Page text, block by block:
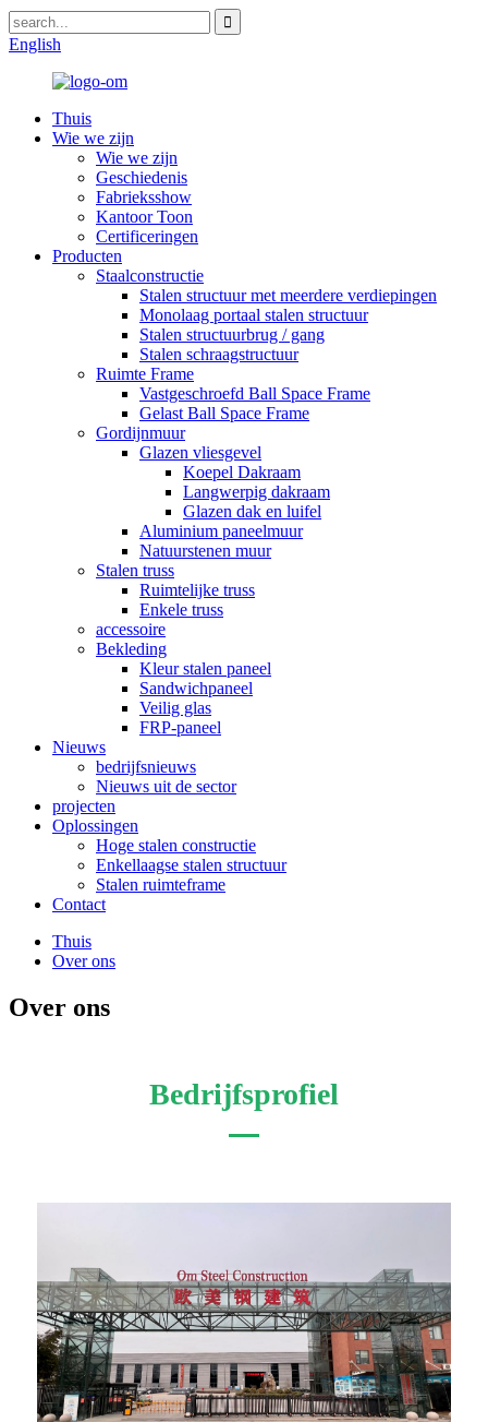
English
Thuis
Wie we zijn
Wie we zijn
Geschiedenis
Fabrieksshow
Kantoor Toon
Certificeringen
Producten
Staalconstructie
Stalen structuur met meerdere verdiepingen
Monolaag portaal stalen structuur
Stalen structuurbrug / gang
Stalen schraagstructuur
Ruimte Frame
Vastgeschroefd Ball Space Frame
Gelast Ball Space Frame
Gordijnmuur
Glazen vliesgevel
Koepel Dakraam
Langwerpig dakraam
Glazen dak en luifel
Aluminium paneelmuur
Natuurstenen muur
Stalen truss
Ruimtelijke truss
Enkele truss
accessoire
Bekleding
Kleur stalen paneel
Sandwichpaneel
Veilig glas
FRP-paneel
Nieuws
bedrijfsnieuws
Nieuws uit de sector
projecten
Oplossingen
Hoge stalen constructie
Enkellaagse stalen structuur
Stalen ruimteframe
Contact
Thuis
Over ons
Over ons
Bedrijfsprofiel